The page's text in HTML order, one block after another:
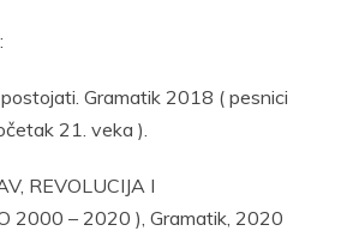
Gramatik 2018 ( pesnici
21. veka ).
REVOLUCIJA I
2000 – 2020 ), Gramatik, 2020